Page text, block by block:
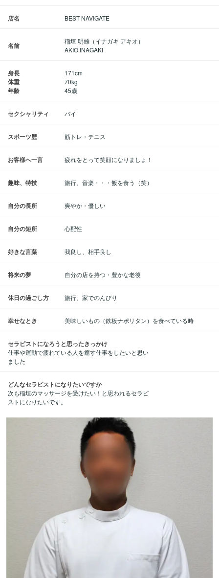
店名 BEST NAVIGATE
名前
稲垣 明雄（イナガキ アキオ）
AKIO INAGAKI
身長
体重
年齢
171cm
70kg
45歳
セクシャリティ バイ
スポーツ歴 筋トレ・テニス
お客様へ一言 疲れをとって笑顔になりましょ！
趣味、特技 旅行、音楽・・・飯を食う（笑）
自分の長所 爽やか・優しい
自分の短所 心配性
好きな言葉 我良し、相手良し
将来の夢 自分の店を持つ・豊かな老後
休日の過ごし方 旅行、家でのんびり
幸せなとき 美味しいもの（鉄板ナポリタン）を食べている時
セラピストになろうと思ったきっかけ
仕事や運動で疲れている人を癒す仕事をしたいと思い
ました
どんなセラピストになりたいですか
次も稲垣のマッサージを受けたい！と思われるセラピ
ストになりたいです。